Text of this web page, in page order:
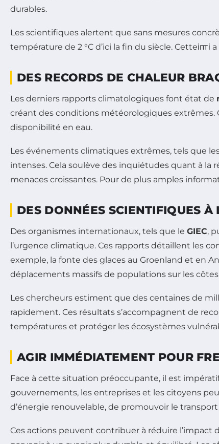
durables.
Les scientifiques alertent que sans mesures
température de 2 °C d’ici la fin du siècle.
DES RECORDS DE CHALEUR
Les derniers rapports climatologiques font état de
créant des conditions météorologiques extrêmes.
disponibilité en eau.
Les événements climatiques extrêmes, tels que
intenses. Cela soulève des inquiétudes quant à la
menaces croissantes. Pour de plus amples
DES DONNÉES SCIENTIFIQUES À
Des organismes internationaux, tels que le GIEC,
l’urgence climatique. Ces rapports détaillent les
exemple, la fonte des glaces au Groenland et en
déplacements massifs de populations sur les
Les chercheurs estiment que des centaines de
rapidement. Ces résultats s’accompagnent de
températures et protéger les écosystèmes
AGIR IMMÉDIATEMENT POUR
Face à cette situation préoccupante, il est
gouvernements, les entreprises et les citoyens
d’énergie renouvelable, de promouvoir le
Ces actions peuvent contribuer à réduire l’impact